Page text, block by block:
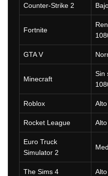
Counter-Strike 2
Fortnite
GTA V
Minecraft
Sin
Roblox
Rocket League
Euro Truck
Simulator 2
The Sims 4